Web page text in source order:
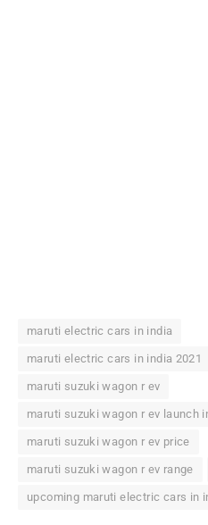
maruti electric cars in india
maruti electric cars in india 2021
maruti suzuki wagon r ev
maruti suzuki wagon r ev launch
maruti suzuki wagon r ev price
maruti suzuki wagon r ev range
upcoming maruti electric cars in